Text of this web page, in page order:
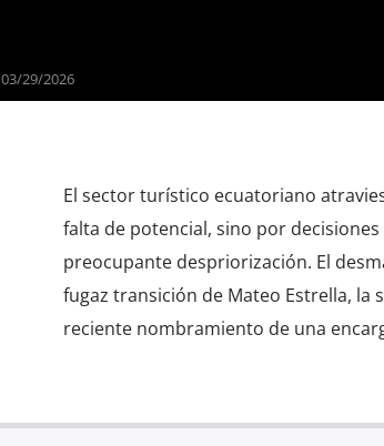
03/29/2026
El sector turístico ecuatoriano
falta de potencial, sino por
preocupante despriorización. El
fugaz transición de Mateo Estrella, la
reciente nombramiento de una